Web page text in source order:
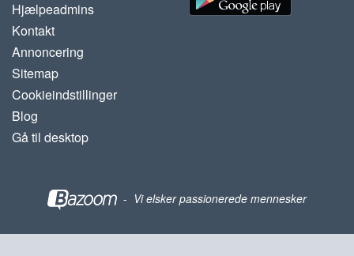
Hjælpeadmins
Kontakt
Annoncering
Sitemap
Cookieindstillinger
Blog
Gå til desktop
- Vi elsker passionerede mennesker